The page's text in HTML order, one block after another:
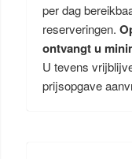
per dag
reserveringen.
ontvangt u
U tevens
prijsopgave